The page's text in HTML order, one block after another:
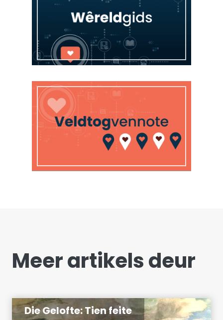
Meer artikels deur
Die Gelofte: Tien feite